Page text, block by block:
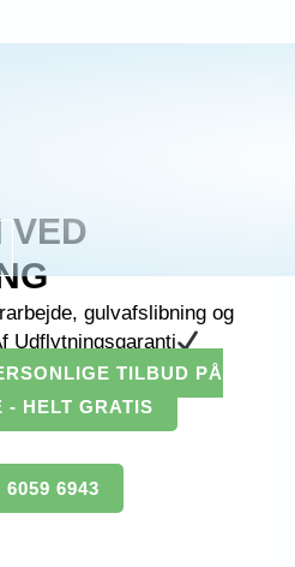
VED
gulvafslibning og
Udflytningsgaranti
TILBUD PÅ
HELT GRATIS
6943